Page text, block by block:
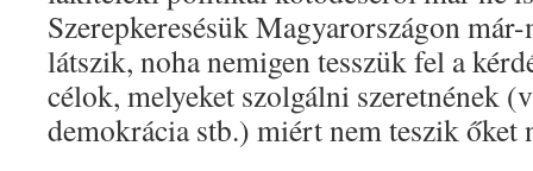
Szerepkeresésük Magyarországon
látszik, noha nemigen tesszük fel a
célok, melyeket szolgálni szeretnének
demokrácia stb.) miért nem teszik őket